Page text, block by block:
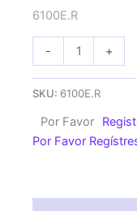
6100E.R
-
cantidad
+
SKU: 6100E.R
Por Favor
Por Favor